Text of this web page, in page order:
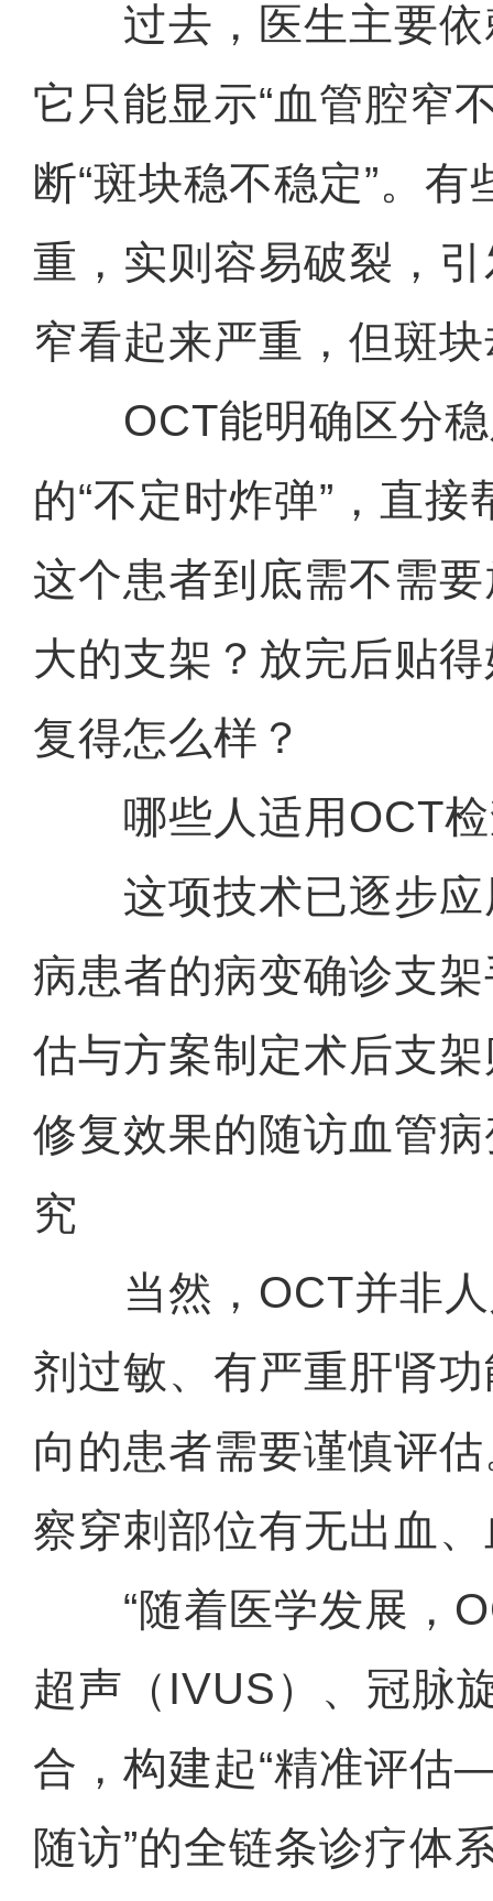
过去，医生主要依
它只能显示“血管腔窄
断“斑块稳不稳定”。
重，实则容易破裂，
窄看起来严重，但斑
OCT能明确区分稳
的“不定时炸弹”，直
这个患者到底需不需
大的支架？放完后贴
复得怎么样？
哪些人适用OCT检
这项技术已逐步应
病患者的病变确诊支
估与方案制定术后支
修复效果的随访血管
究
当然，OCT并非人
剂过敏、有严重肝肾
向的患者需要谨慎评
察穿刺部位有无出血
“随着医学发展，
超声（IVUS）、冠脉
合，构建起“精准评
随访”的全链条诊疗体